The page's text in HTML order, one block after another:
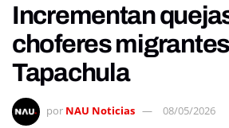
Incrementan
choferes
Tapachula
por NAU Noticias 08/05/2026